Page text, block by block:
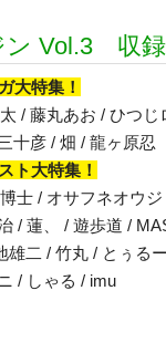
ン Vol.3 収
大特集！
/ 藤丸あお / ひつじ
十彦 / 畑 / 龍ヶ原忍
ト大特集！
士 / オサフネオウ
/ 蓮、 / 遊歩道 /
雄二 / 竹丸 / とぅる
/ しゃる / imu